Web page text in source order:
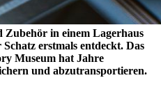
Zubehör in einem Lagerhaus
erstmals entdeckt. Das
Museum hat Jahre
und abzutransportieren.